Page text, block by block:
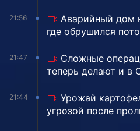
21:56
Аварийный дом
где обрушился
21:47
Сложные
теперь делают и в
21:44
Урожай
угрозой после